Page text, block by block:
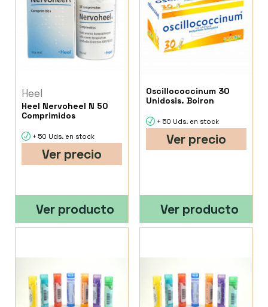
Heel
Heel Nervoheel N 50
Comprimidos
+ 50 Uds. en stock
Ver precio
Ver producto
Oscillococcinum 30
Unidosis. Boiron
+ 50 Uds. en stock
Ver precio
Ver producto